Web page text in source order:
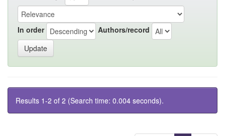
In order Authors/record
Results 1-2 of 2 (Search time: 0.004 seconds).